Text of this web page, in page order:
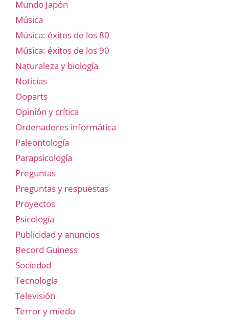
Mundo Japón
Música
Música: éxitos de los 80
Música: éxitos de los 90
Naturaleza y biología
Noticias
Ooparts
Opinión y crítica
Ordenadores informática
Paleontología
Parapsicología
Preguntas
Preguntas y respuestas
Proyectos
Psicología
Publicidad y anuncios
Record Guiness
Sociedad
Tecnología
Televisión
Terror y miedo